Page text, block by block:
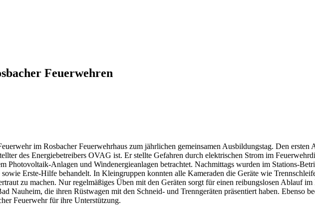
Feuerwehren
im Rosbacher Feuerwehrhaus zum jährlichen gemeinsamen Ausbildungstag. Den ersten
des Energiebetreibers OVAG ist. Er stellte Gefahren durch elektrischen Strom im
Photovoltaik-Anlagen und Windenergieanlagen betrachtet. Nachmittags wurden im Stations-
Erste-Hilfe behandelt. In Kleingruppen konnten alle Kameraden die Geräte wie
zu machen. Nur regelmäßiges Üben mit den Geräten sorgt für einen reibungslosen Ablauf
Nauheim, die ihren Rüstwagen mit den Schneid- und Trenngeräten präsentiert haben. Ebenso
Feuerwehr für ihre Unterstützung.